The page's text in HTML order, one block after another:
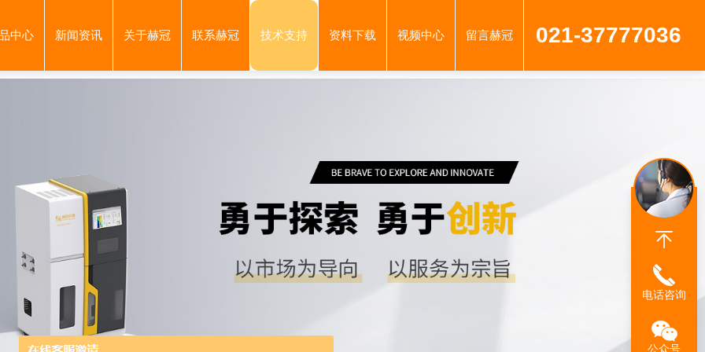
021-37777036
中心 新闻资讯 关于赫冠 联系赫冠 技术支持 资料下载 视频中心 留言赫冠
电话咨询
公众号